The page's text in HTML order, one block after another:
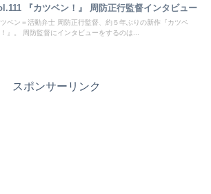
『カツベン！』 周防正行監督インタビュー
ベン＝活動弁士 周防正行監督、約５年ぶりの新作『カツベ
』。 周防監督にインタビューをするのは...
スポンサーリンク